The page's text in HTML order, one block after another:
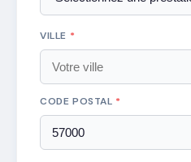
VILLE *
CODE POSTAL *